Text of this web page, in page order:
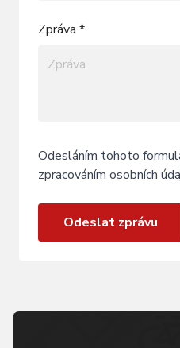
Zpráva *
Odesláním tohoto
zpracováním osobních
Odeslat zprávu